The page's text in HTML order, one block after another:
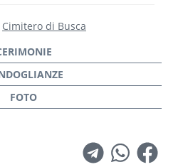
Cimitero di Busca